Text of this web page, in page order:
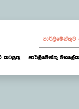
පාර්ලි‌මේන්තුව
කටයුතු පාර්ලිමේන්තු